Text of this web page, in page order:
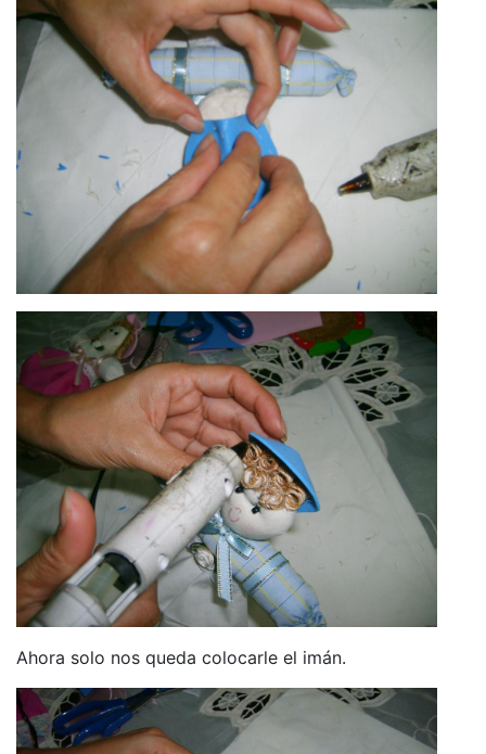
Ahora solo nos queda colocarle el imán.